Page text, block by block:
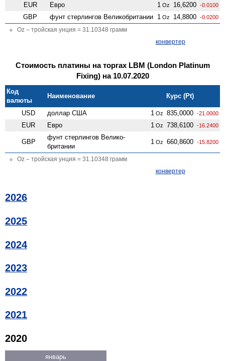
EUR Евро 1 Oz 16,6200 -0.0100
GBP фунт стерлингов Велико­британии 1 Oz 14,8800 -0.0200
Oz – тройская унция = 31.10348 грамм
конвертер
Стоимость платины на торгах LBM (London Platinum
Fixing) на 10.07.2020
Код
валюты
Наименование Курс (Pt)
USD доллар США 1 Oz 835,0000 -21.0000
EUR Евро 1 Oz 738,6100 -16.2400
GBP
фунт стерлингов Велико­
британии
1 Oz 660,8600 -15.8200
Oz – тройская унция = 31.10348 грамм
конвертер
2026
2025
2024
2023
2022
2021
2020
январь